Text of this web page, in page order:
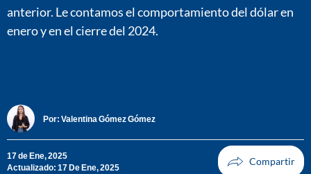
anterior. Le contamos el comportamiento del dólar en
enero y en el cierre del 2024.
Por: Valentina Gómez Gómez
17 de Ene, 2025
Actualizado: 17 De Ene, 2025